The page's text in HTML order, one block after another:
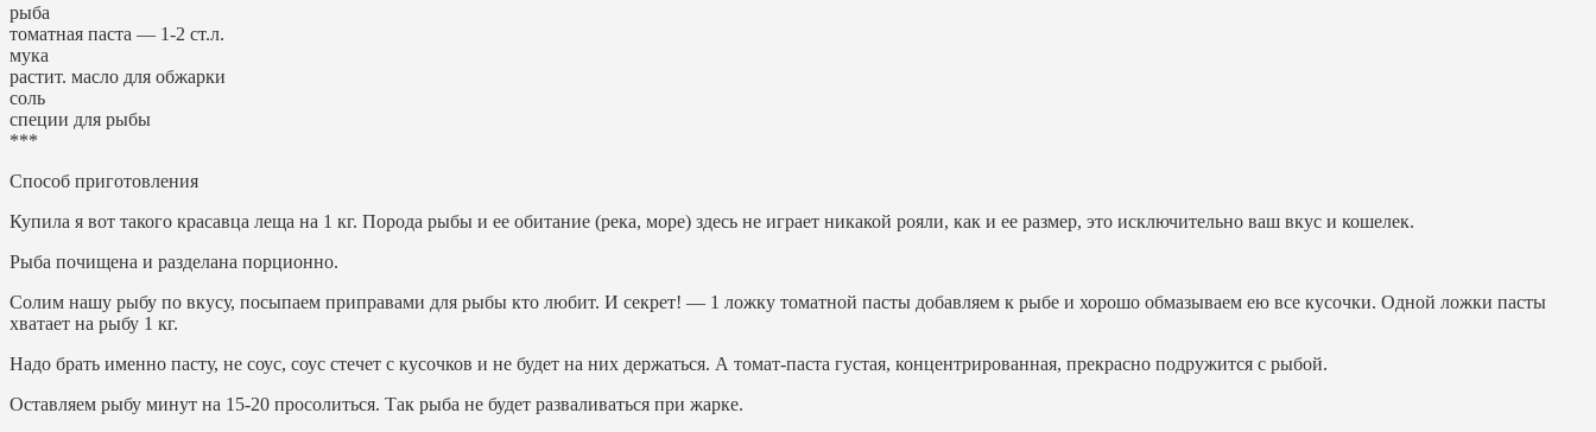
рыба
томатная паста — 1-2 ст.л.
мука
растит. масло для обжарки
соль
специи для рыбы
***
Способ приготовления
Купила я вот такого красавца леща на 1 кг. Порода рыбы и ее обитание (река, море) здесь не играет никакой рояли, как и ее размер, это исключительно ваш вкус и кошелек.
Рыба почищена и разделана порционно.
Солим нашу рыбу по вкусу, посыпаем приправами для рыбы кто любит. И секрет! — 1 ложку томатной пасты добавляем к рыбе и хорошо обмазываем ею все кусочки. Одной ложки пасты
хватает на рыбу 1 кг.
Надо брать именно пасту, не соус, соус стечет с кусочков и не будет на них держаться. А томат-паста густая, концентрированная, прекрасно подружится с рыбой.
Оставляем рыбу минут на 15-20 просолиться. Так рыба не будет разваливаться при жарке.